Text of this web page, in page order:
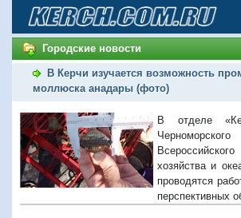
Городские новости
В Керчи изучается возможность
моллюска анадары (фото)
В отделе
хозяйства и
проводятся
перспективных